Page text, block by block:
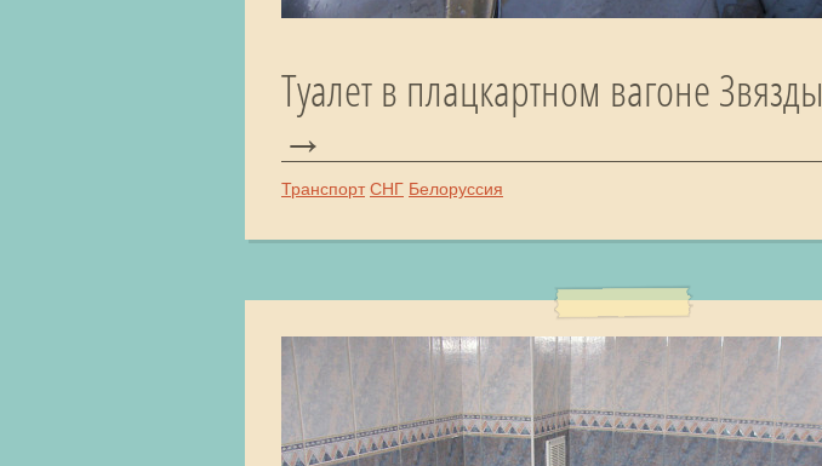
Туалет в плацкартном вагоне Звязды
Транспорт СНГ Белоруссия